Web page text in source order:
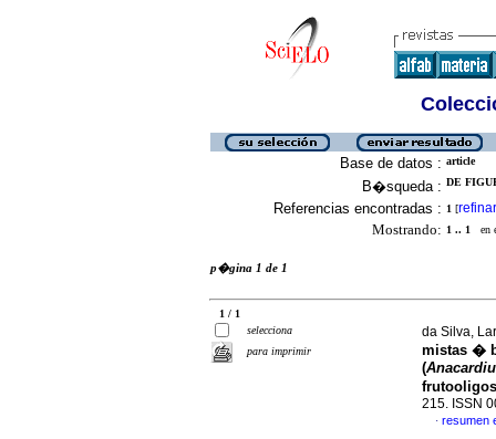
Base de datos : article
B�squeda : DE
Referencias encontradas : 1 [refinar
Mostrando: 1 .. 1 en
p�gina 1 de 1
1 / 1
selecciona
para imprimir
da Silva,
mistas �
(
215. ISSN
· resumen